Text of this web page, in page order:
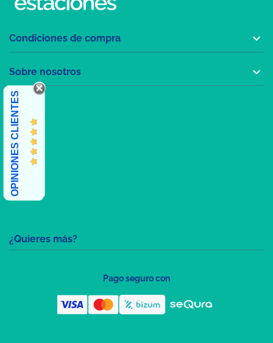
¿Quieres más?
Condiciones de compra 
Sobre nosotros 
OPINIONES CLIENTES
Pago seguro con